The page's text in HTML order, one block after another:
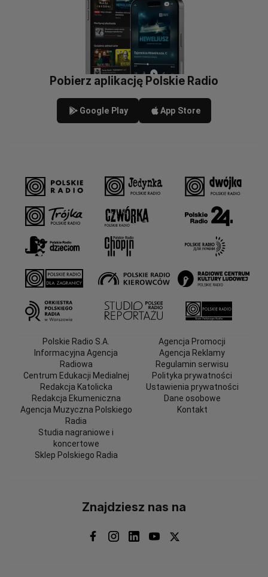
Pobierz aplikację Polskie Radio
Google Play App Store
Polskie Radio S.A.
Informacyjna Agencja
Radiowa
Centrum Edukacji Medialnej
Redakcja Katolicka
Redakcja Ekumeniczna
Agencja Muzyczna Polskiego
Radia
Studia nagraniowe i
koncertowe
Sklep Polskiego Radia
Agencja Promocji
Agencja Reklamy
Regulamin serwisu
Polityka prywatności
Ustawienia prywatności
Dane osobowe
Kontakt
Znajdziesz nas na